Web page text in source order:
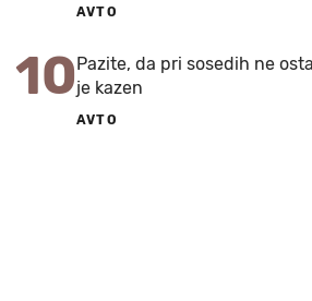
AVTO
10Pazite, da pri sosedih ne
je kazen
AVTO